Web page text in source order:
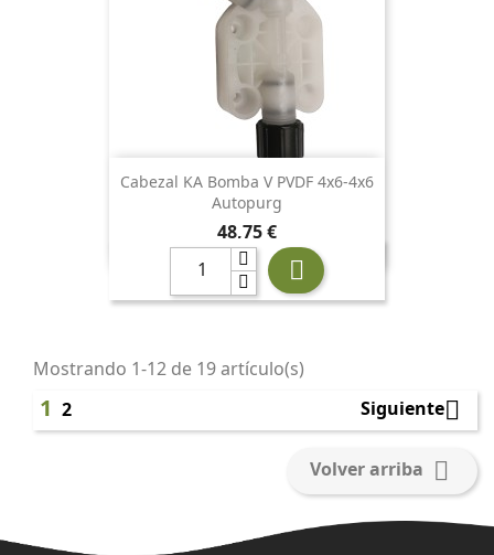
Cabezal KA Bomba V PVDF 4x6-4x6
Autopurg
Precio
48,75 €

Mostrando 1-12 de 19 artículo(s)
1 2 Siguiente
Volver arriba 